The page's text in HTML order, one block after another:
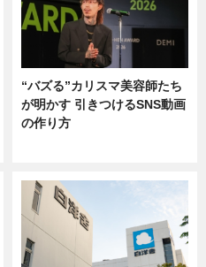
“バズる”カリスマ美容師たち
が明かす 引きつけるSNS動画
の作り方